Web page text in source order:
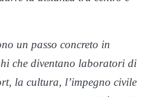
un passo concreto in
che diventano laboratori di
la cultura, l’impegno civile